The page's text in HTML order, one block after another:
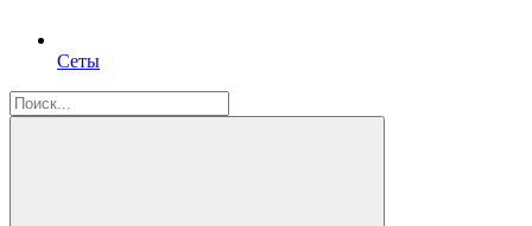
Сеты